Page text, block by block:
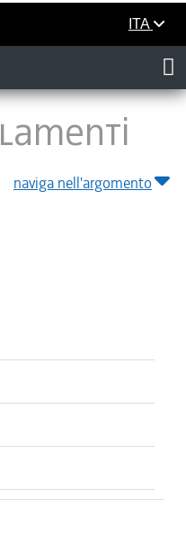
ITA
naviga nell'argomento